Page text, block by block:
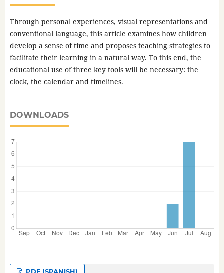
Through personal experiences, visual representations and
conventional language, this article examines how children
develop a sense of time and proposes teaching strategies to
facilitate their learning in a natural way. To this end, the
educational use of three key tools will be necessary: the
clock, the calendar and timelines.
DOWNLOADS